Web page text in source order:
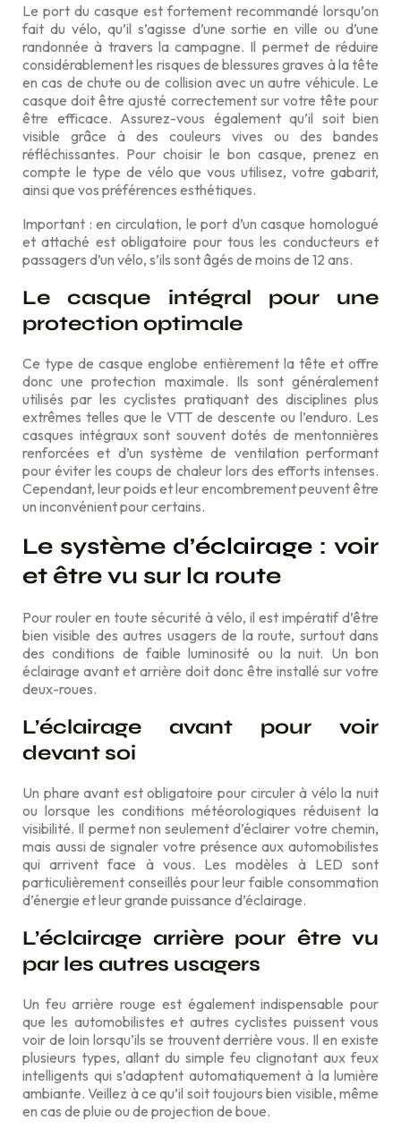
Le port du casque est fortement recommandé lorsqu’on
fait du vélo, qu’il s’agisse d’une sortie en ville ou d’une
randonnée à travers la campagne. Il permet de réduire
considérablement les risques de blessures graves à la tête
en cas de chute ou de collision avec un autre véhicule. Le
casque doit être ajusté correctement sur votre tête pour
être efficace. Assurez-vous également qu’il soit bien
visible grâce à des couleurs vives ou des bandes
réfléchissantes. Pour choisir le bon casque, prenez en
compte le type de vélo que vous utilisez, votre gabarit,
ainsi que vos préférences esthétiques.
Important : en circulation, le port d’un casque homologué
et attaché est obligatoire pour tous les conducteurs et
passagers d’un vélo, s’ils sont âgés de moins de 12 ans.
Le casque intégral pour une
protection optimale
Ce type de casque englobe entièrement la tête et offre
donc une protection maximale. Ils sont généralement
utilisés par les cyclistes pratiquant des disciplines plus
extrêmes telles que le VTT de descente ou l’enduro. Les
casques intégraux sont souvent dotés de mentonnières
renforcées et d’un système de ventilation performant
pour éviter les coups de chaleur lors des efforts intenses.
Cependant, leur poids et leur encombrement peuvent être
un inconvénient pour certains.
Le système d’éclairage : voir
et être vu sur la route
Pour rouler en toute sécurité à vélo, il est impératif d’être
bien visible des autres usagers de la route, surtout dans
des conditions de faible luminosité ou la nuit. Un bon
éclairage avant et arrière doit donc être installé sur votre
deux-roues.
L’éclairage avant pour voir
devant soi
Un phare avant est obligatoire pour circuler à vélo la nuit
ou lorsque les conditions météorologiques réduisent la
visibilité. Il permet non seulement d’éclairer votre chemin,
mais aussi de signaler votre présence aux automobilistes
qui arrivent face à vous. Les modèles à LED sont
particulièrement conseillés pour leur faible consommation
d’énergie et leur grande puissance d’éclairage.
L’éclairage arrière pour être vu
par les autres usagers
Un feu arrière rouge est également indispensable pour
que les automobilistes et autres cyclistes puissent vous
voir de loin lorsqu’ils se trouvent derrière vous. Il en existe
plusieurs types, allant du simple feu clignotant aux feux
intelligents qui s’adaptent automatiquement à la lumière
ambiante. Veillez à ce qu’il soit toujours bien visible, même
en cas de pluie ou de projection de boue.